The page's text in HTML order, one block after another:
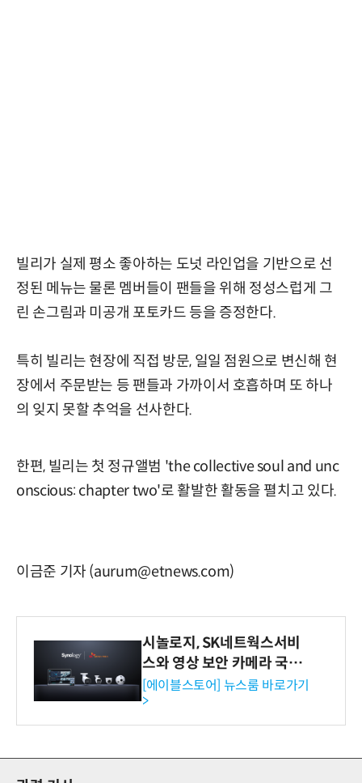
빌리가 실제 평소 좋아하는 도넛 라인업을 기반으로 선
정된 메뉴는 물론 멤버들이 팬들을 위해 정성스럽게 그
린 손그림과 미공개 포토카드 등을 증정한다.
특히 빌리는 현장에 직접 방문, 일일 점원으로 변신해 현
장에서 주문받는 등 팬들과 가까이서 호흡하며 또 하나
의 잊지 못할 추억을 선사한다.
한편, 빌리는 첫 정규앨범 'the collective soul and unc
onscious: chapter two'로 활발한 활동을 펼치고 있다.
이금준 기자 (aurum@etnews.com)
시놀로지, SK네트웍스서비
스와 영상 보안 카메라 국내
독점 판매 파트너십 체결
[에이블스토어] 뉴스룸 바로가기
>